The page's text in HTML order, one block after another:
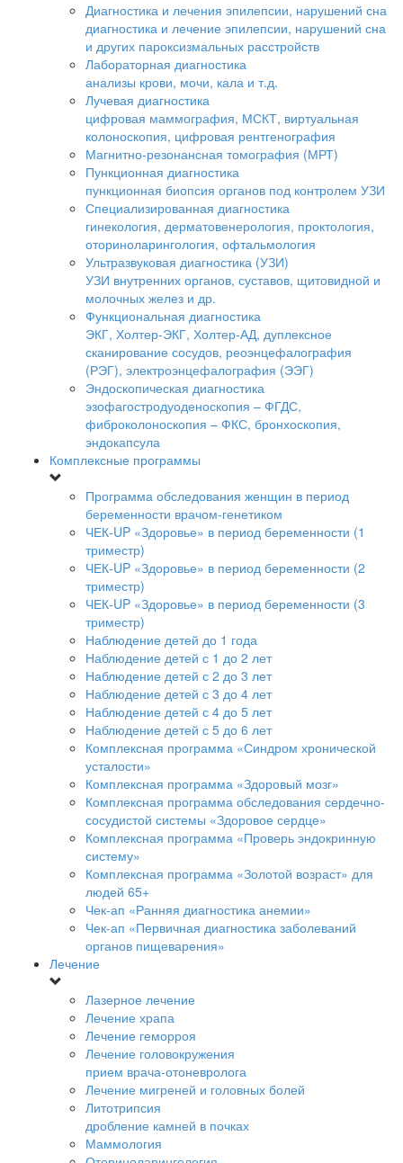
Диагностика и лечения эпилепсии, нарушений сна
диагностика и лечение эпилепсии, нарушений сна
и других пароксизмальных расстройств
Лабораторная диагностика
анализы крови, мочи, кала и т.д.
Лучевая диагностика
цифровая маммография, МСКТ, виртуальная
колоноскопия, цифровая рентгенография
Магнитно-резонансная томография (МРТ)
Пункционная диагностика
пункционная биопсия органов под контролем УЗИ
Специализированная диагностика
гинекология, дерматовенерология, проктология,
оториноларингология, офтальмология
Ультразвуковая диагностика (УЗИ)
УЗИ внутренних органов, суставов, щитовидной и
молочных желез и др.
Функциональная диагностика
ЭКГ, Холтер-ЭКГ, Холтер-АД, дуплексное
сканирование сосудов, реоэнцефалография
(РЭГ), электроэнцефалография (ЭЭГ)
Эндоскопическая диагностика
эзофагостродуоденоскопия – ФГДС,
фиброколоноскопия – ФКС, бронхоскопия,
эндокапсула
Комплексные программы
Программа обследования женщин в период
беременности врачом-генетиком
ЧЕК-UP «Здоровье» в период беременности (1
триместр)
ЧЕК-UP «Здоровье» в период беременности (2
триместр)
ЧЕК-UP «Здоровье» в период беременности (3
триместр)
Наблюдение детей до 1 года
Наблюдение детей с 1 до 2 лет
Наблюдение детей с 2 до 3 лет
Наблюдение детей с 3 до 4 лет
Наблюдение детей с 4 до 5 лет
Наблюдение детей с 5 до 6 лет
Комплексная программа «Синдром хронической
усталости»
Комплексная программа «Здоровый мозг»
Комплексная программа обследования сердечно-
сосудистой системы «Здоровое сердце»
Комплексная программа «Проверь эндокринную
систему»
Комплексная программа «Золотой возраст» для
людей 65+
Чек-ап «Ранняя диагностика анемии»
Чек-ап «Первичная диагностика заболеваний
органов пищеварения»
Лечение
Лазерное лечение
Лечение храпа
Лечение геморроя
Лечение головокружения
прием врача-отоневролога
Лечение мигреней и головных болей
Литотрипсия
дробление камней в почках
Маммология